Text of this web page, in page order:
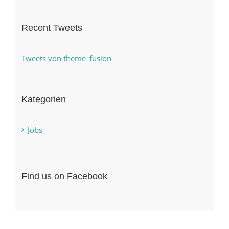
Recent Tweets
Tweets von theme_fusion
Kategorien
Jobs
Find us on Facebook